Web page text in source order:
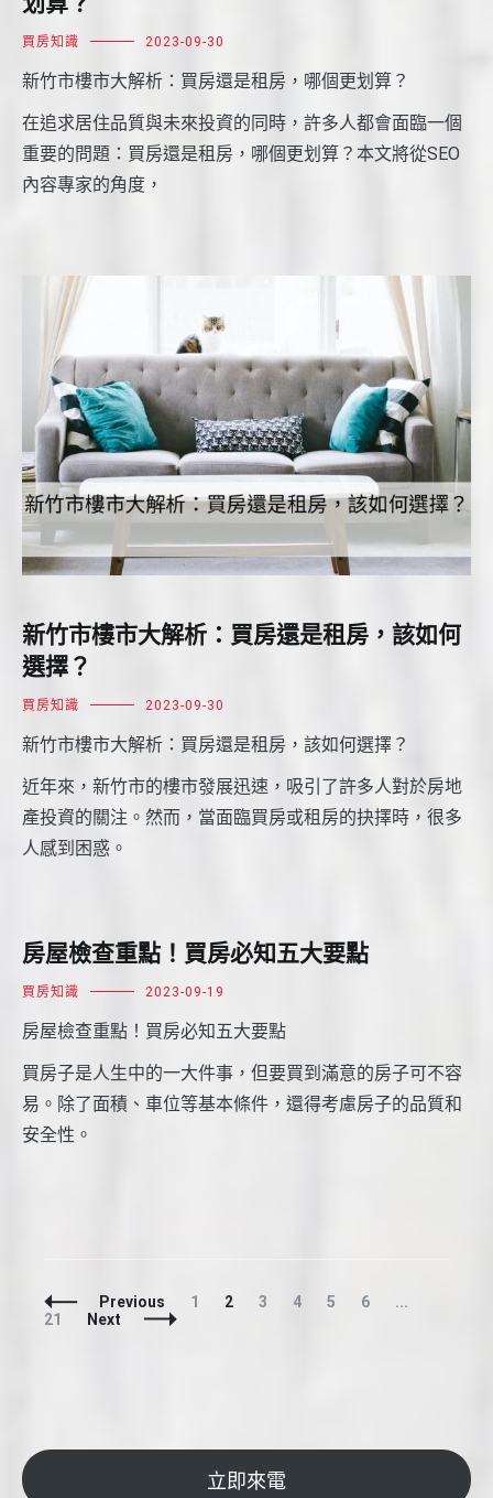
買房知識 2023-09-30
新竹市樓市大解析：買房還是租房，哪個更划算？
在追求居住品質與未來投資的同時，許多人都會面臨一個
重要的問題：買房還是租房，哪個更划算？本文將從SEO
內容專家的角度，
新竹市樓市大解析：買房還是租房，該如何
選擇？
買房知識 2023-09-30
新竹市樓市大解析：買房還是租房，該如何選擇？
近年來，新竹市的樓市發展迅速，吸引了許多人對於房地
產投資的關注。然而，當面臨買房或租房的抉擇時，很多
人感到困惑。
房屋檢查重點！買房必知五大要點
買房知識 2023-09-19
房屋檢查重點！買房必知五大要點
買房子是人生中的一大件事，但要買到滿意的房子可不容
易。除了面積、車位等基本條件，還得考慮房子的品質和
安全性。
Posts
Navigation
Previous Page
1 Page
2 Page
3 Page
4 Page
5 Page
6 ...
21
Next
立即來電